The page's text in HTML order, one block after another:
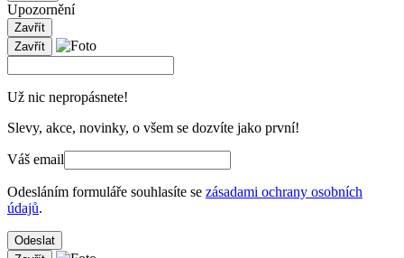
Upozornění
Zavřít
Zavřít
Už nic nepropásnete!
Slevy, akce, novinky, o všem se dozvíte jako první!
Váš email
Odesláním formuláře souhlasíte se zásadami ochrany osobních
údajů.
Odeslat